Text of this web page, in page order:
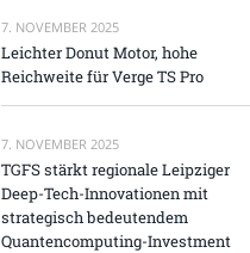
7. NOVEMBER 2025
Leichter Donut Motor, hohe
Reichweite für Verge TS Pro
7. NOVEMBER 2025
TGFS stärkt regionale Leipziger
Deep-Tech-Innovationen mit
strategisch bedeutendem
Quantencomputing-Investment